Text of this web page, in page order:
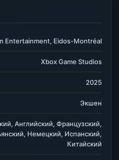
Entertainment, Eidos-Montréal
Xbox Game Studios
2025
Экшен
Английский, Французский,
Немецкий, Испанский,
Китайский